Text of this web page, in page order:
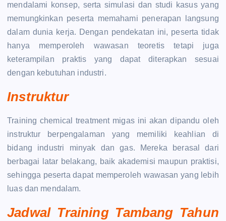
mendalami konsep, serta simulasi dan studi kasus yang
memungkinkan peserta memahami penerapan langsung
dalam dunia kerja. Dengan pendekatan ini, peserta tidak
hanya memperoleh wawasan teoretis tetapi juga
keterampilan praktis yang dapat diterapkan sesuai
dengan kebutuhan industri.
Instruktur
Training chemical treatment migas ini akan dipandu oleh
instruktur berpengalaman yang memiliki keahlian di
bidang industri minyak dan gas. Mereka berasal dari
berbagai latar belakang, baik akademisi maupun praktisi,
sehingga peserta dapat memperoleh wawasan yang lebih
luas dan mendalam.
Jadwal Training Tambang Tahun